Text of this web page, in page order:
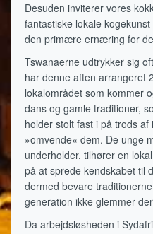
Desuden inviterer vores
fantastiske lokale
den primære ernæring for
Tswanaerne udtrykker sig
har denne aften arrangeret
lokalområdet som kommer
dans og gamle traditioner,
holder stolt fast i på trods
»omvende« dem. De unge
underholder, tilhører en
på at sprede kendskabet til
dermed bevare
generation ikke glemmer
Da arbejdsløsheden i